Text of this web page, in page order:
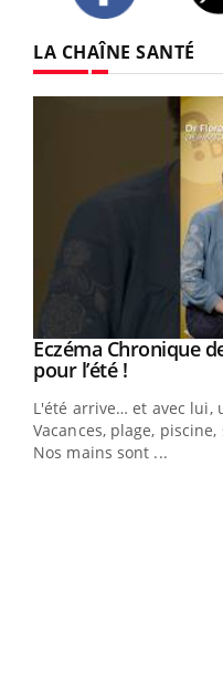
LA CHAÎNE SANTÉ
Youtube
Eczéma Chronique
pour l’été !Youtube
L'été arrive… et avec lui,
Vacances, plage,
Nos mains sont ...